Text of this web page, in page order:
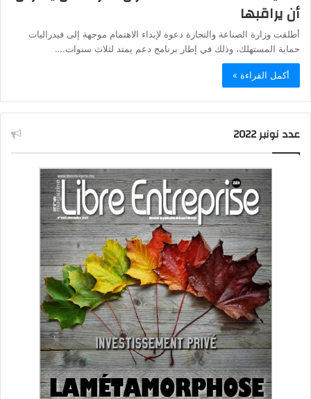
أن يراقبها
أطلقت وزارة الصناعة والتجارة دعوة لإبداء الاهتمام موجهة إلى فيدراليات
حماية المستهلك، وذلك في إطار برنامج دعم يمتد لثلاث سنوات.…
أكمل القراءة »
عدد نونبر 2022